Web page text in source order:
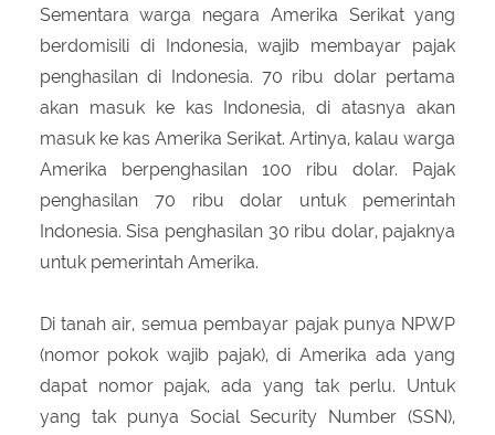
Sementara warga negara Amerika Serikat yang
berdomisili di Indonesia, wajib membayar pajak
penghasilan di Indonesia. 70 ribu dolar pertama
akan masuk ke kas Indonesia, di atasnya akan
masuk ke kas Amerika Serikat. Artinya, kalau warga
Amerika berpenghasilan 100 ribu dolar. Pajak
penghasilan 70 ribu dolar untuk pemerintah
Indonesia. Sisa penghasilan 30 ribu dolar, pajaknya
untuk pemerintah Amerika.
Di tanah air, semua pembayar pajak punya NPWP
(nomor pokok wajib pajak), di Amerika ada yang
dapat nomor pajak, ada yang tak perlu. Untuk
yang tak punya Social Security Number (SSN),